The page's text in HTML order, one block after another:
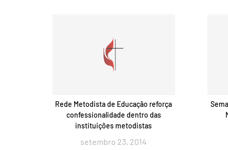
Rede Metodista de Educação reforça
confessionalidade dentro das
instituições metodistas
setembro 23, 2014